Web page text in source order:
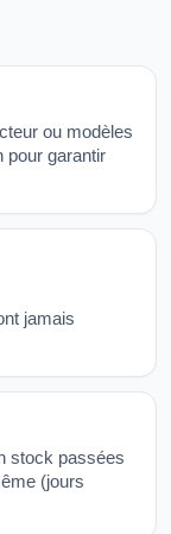
ou modèles
pour garantir
jamais
stock passées
(jours